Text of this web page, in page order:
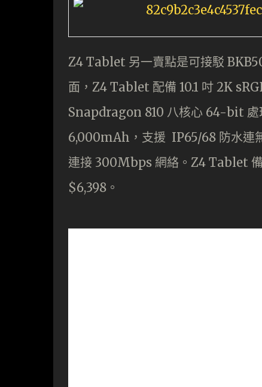
Z4 Tablet 另一賣點是可接駁
面，Z4 Tablet 配備 10.1 吋 2K
Snapdragon 810 八核心 64-bit 處
6,000mAh，支援 IP65/68 防水連
連接 300Mbps 網絡。Z4 Tablet
$6,398。